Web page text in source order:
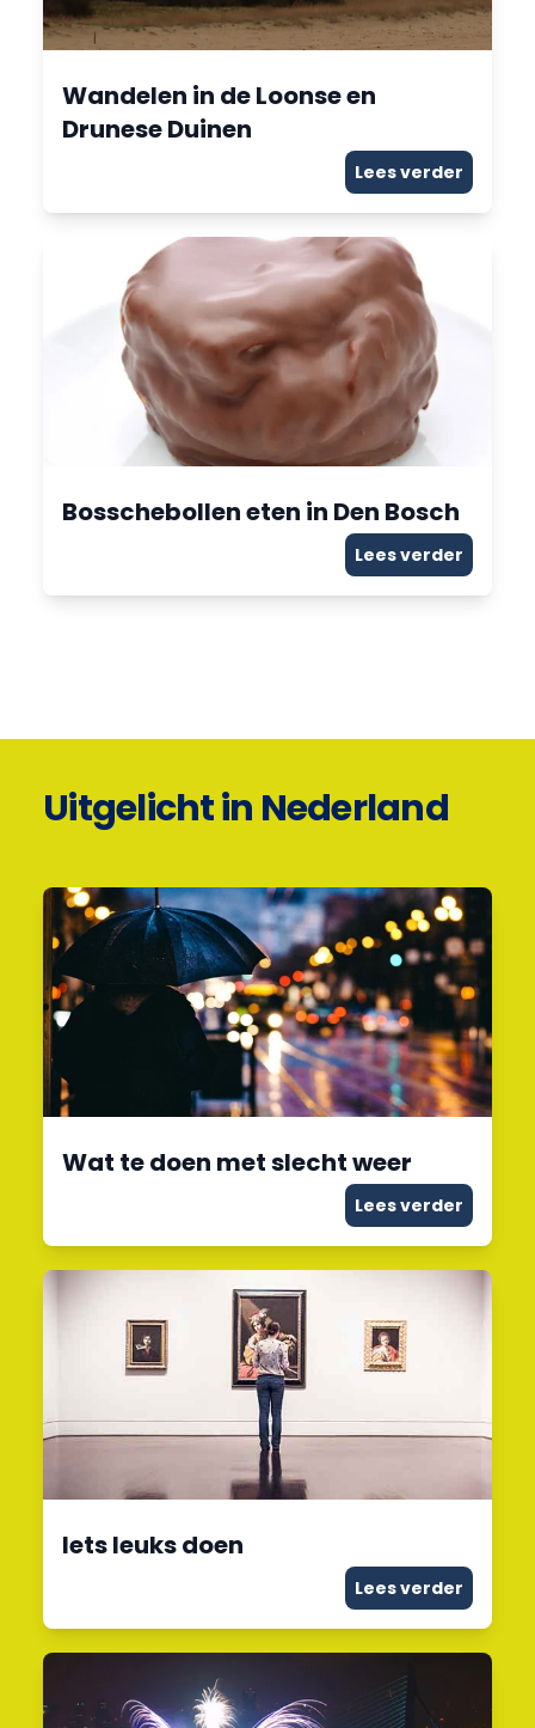
Wandelen in de Loonse en
Drunese Duinen
Lees verder
Bosschebollen eten in Den Bosch
Lees verder
Uitgelicht in Nederland
Wat te doen met slecht weer
Lees verder
Iets leuks doen
Lees verder